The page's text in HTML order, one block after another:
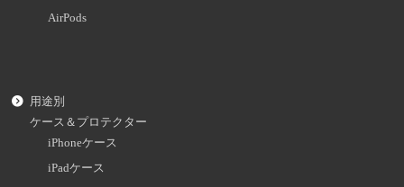
AirPods
用途別
ケース＆プロテクター
iPhoneケース
iPadケース